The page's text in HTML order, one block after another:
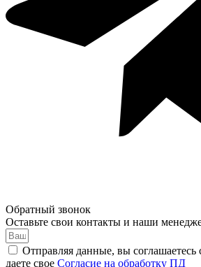
Обратный звонок
Оставьте свои контакты и наши
Отправляя данные, вы соглашаетесь
даете свое Согласие на обработку ПД